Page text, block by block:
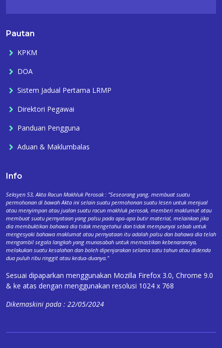
Pautan
KPKM
DOA
Sistem Jadual Pertama LRMP
Direktori Pegawai
Panduan Pengguna
Aduan & Maklumbalas
Info
Seksyen 53, Akta Racun Makhluk Perosak : "Seseorang yang, membuat suatu
permohonan di bawah Akta ini selain suatu permohonan suatu lesen untuk menjual
atau menyimpan atau jualan suatu racun makhluk perosak, memberi maklumat atau
membuat suatu pernyataan yang palsu pada apa-apa butir material, melainkan jika
dia membuktikan bahawa dia tidak mengetahui dan tidak mempunyai sebab untuk
mengesyaki bahawa maklumat atau pernyataan itu adalah palsu dan bahawa dia telah
mengambil segala langkah yang munasabah untuk memastikan kebenarannya,
melakukan suatu kesalahan dan boleh dipenjarakan selama satu tahun atau didenda
dua puluh ribu ringgit atau kedua-duanya."
Sesuai dipaparkan menggunakan Mozilla Firefox 3.0, Chrome 9.0
& ke atas dengan menggunakan resolusi 1024 x 768
Dikemaskini pada : 22/05/2024